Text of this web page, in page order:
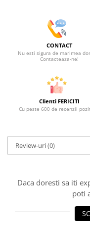
CONTACT
Nu esti sigura de marimea
Contacteaza-ne!
Clienti FERICITI
Cu peste 600 de recenzii
Review-uri(0)
Daca doresti sa iti
poti